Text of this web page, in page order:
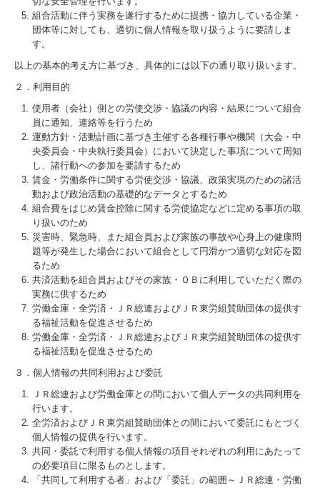
リンク集
組合活動に伴う実務を遂行するために提携・協力している企業・
団体等に対しても、適切に個人情報を取り扱うように要請しま
す。
以上の基本的考え方に基づき、具体的には以下の通り取り扱います。
２．利用目的
使用者（会社）側との労使交渉・協議の内容・結果について組合
員に通知、連絡等を行うため
運動方針・活動計画に基づき主催する各種行事や機関（大会・中
央委員会・中央執行委員会）において決定した事項について周知
し、諸行動への参加を要請するため
賃金・労働条件に関する労使交渉・協議、政策実現のための諸活
動および政治活動の基礎的なデータとするため
組合費をはじめ賃金控除に関する労使協定などに定める事項の取
り扱いのため
災害時、緊急時、また組合員および家族の事故や心身上の健康問
題等が発生した場合において組合として円滑かつ適切な対応を図
るため
共済活動を組合員およびその家族・ＯＢに利用していただく際の
実務に供するため
労働金庫・全労済・ＪＲ総連およびＪＲ東労組賛助団体の提供す
る福祉活動を促進させるため
労働金庫・全労済・ＪＲ総連およびＪＲ東労組賛助団体の提供す
る福祉活動を促進させるため
３．個人情報の共同利用および委託
ＪＲ総連および労働金庫との間において個人データの共同利用を
行います。
全労済およびＪＲ東労組賛助団体との間において委託にもとづく
個人情報の提供を行います。
共同・委託で利用する個人情報の項目それぞれの利用にあたって
の必要項目に限るものとします。
「共同して利用する者」および「委託」の範囲～ＪＲ総連・労働